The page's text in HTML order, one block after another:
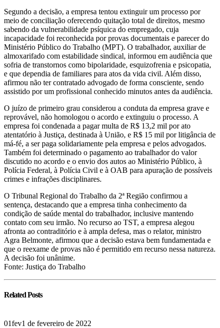
Segundo a decisão, a empresa tentou extinguir um processo por
meio de conciliação oferecendo quitação total de direitos, mesmo
sabendo da vulnerabilidade psíquica do empregado, cuja
incapacidade foi reconhecida por provas documentais e parecer do
Ministério Público do Trabalho (MPT). O trabalhador, auxiliar de
almoxarifado com estabilidade sindical, informou em audiência que
sofria de transtornos como bipolaridade, esquizofrenia e psicopatia,
e que dependia de familiares para atos da vida civil. Além disso,
afirmou não ter contratado advogado de forma consciente, sendo
assistido por um profissional conhecido minutos antes da audiência.
O juízo de primeiro grau considerou a conduta da empresa grave e
reprovável, não homologou o acordo e extinguiu o processo. A
empresa foi condenada a pagar multa de R$ 13,2 mil por ato
atentatório à Justiça, destinada à União, e R$ 15 mil por litigância de
má-fé, a ser paga solidariamente pela empresa e pelos advogados.
Também foi determinado o pagamento ao trabalhador do valor
discutido no acordo e o envio dos autos ao Ministério Público, à
Polícia Federal, à Polícia Civil e à OAB para apuração de possíveis
crimes e infrações disciplinares.
O Tribunal Regional do Trabalho da 2ª Região confirmou a
sentença, destacando que a empresa tinha conhecimento da
condição de saúde mental do trabalhador, inclusive mantendo
contato com seu irmão. No recurso ao TST, a empresa alegou
afronta ao contraditório e à ampla defesa, mas o relator, ministro
Agra Belmonte, afirmou que a decisão estava bem fundamentada e
que o reexame de provas não é permitido em recurso nessa natureza.
A decisão foi unânime.
Fonte: Justiça do Trabalho
RelatedPosts
01fev1 de fevereiro de 2022